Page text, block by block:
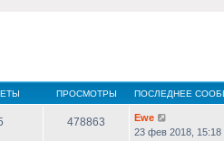
ПРОСМОТРЫ ПОСЛЕДНЕЕ
478863
Ewe
23 фев 2018, 15:18